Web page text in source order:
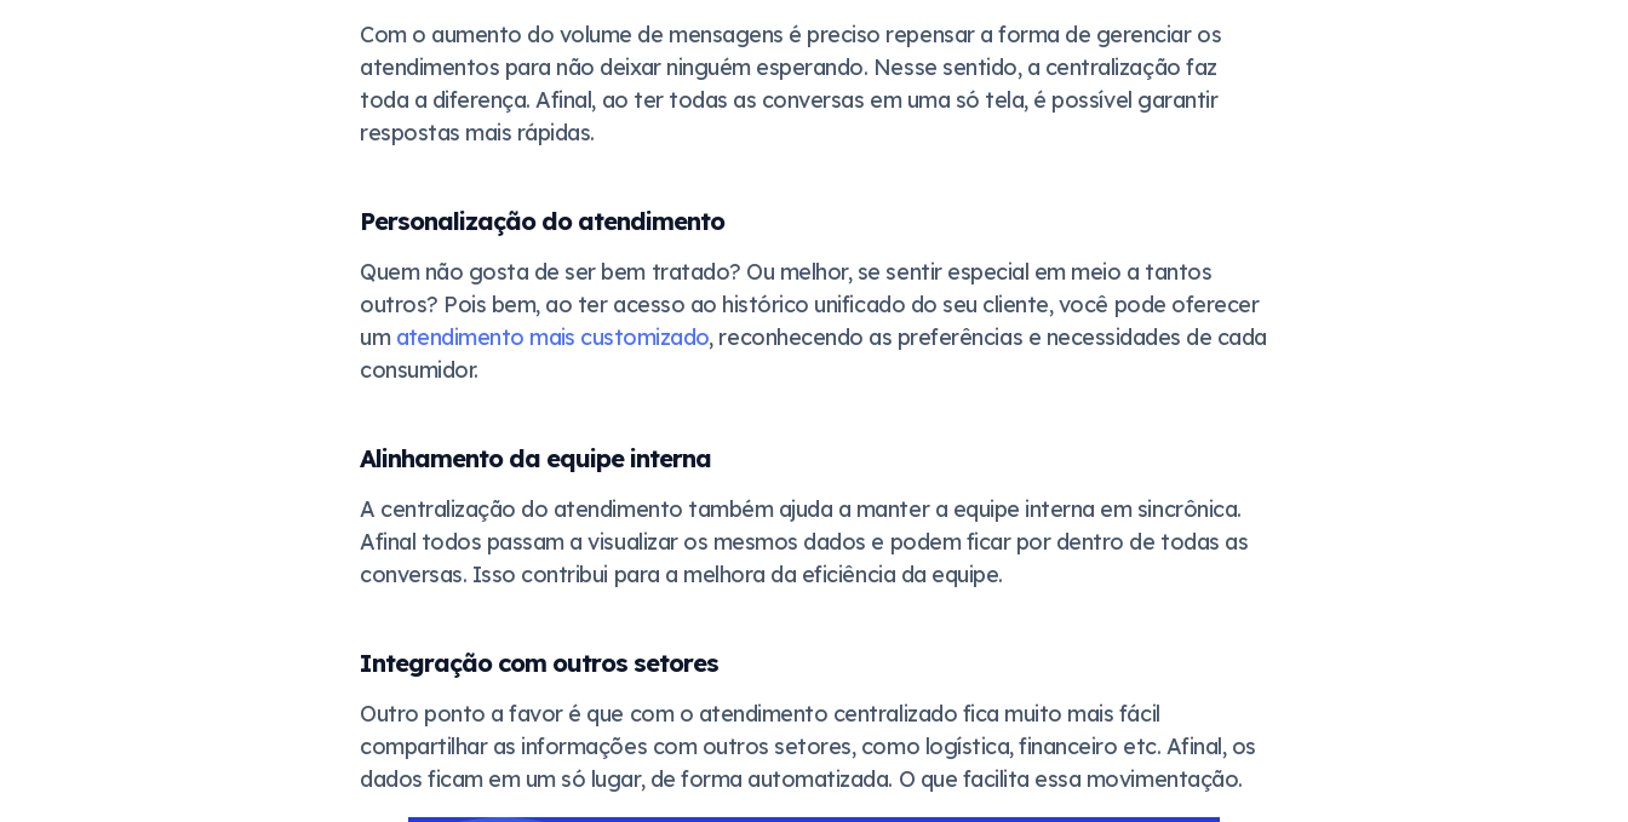
Com o aumento do volume de mensagens é preciso repensar a forma de gerenciar os
atendimentos para não deixar ninguém esperando. Nesse sentido, a centralização faz
toda a diferença. Afinal, ao ter todas as conversas em uma só tela, é possível garantir
respostas mais rápidas.
Personalização do atendimento
Quem não gosta de ser bem tratado? Ou melhor, se sentir especial em meio a tantos
outros? Pois bem, ao ter acesso ao histórico unificado do seu cliente, você pode oferecer
um atendimento mais customizado, reconhecendo as preferências e necessidades de cada
consumidor.
Alinhamento da equipe interna
A centralização do atendimento também ajuda a manter a equipe interna em sincrônica.
Afinal todos passam a visualizar os mesmos dados e podem ficar por dentro de todas as
conversas. Isso contribui para a melhora da eficiência da equipe.
Integração com outros setores
Outro ponto a favor é que com o atendimento centralizado fica muito mais fácil
compartilhar as informações com outros setores, como logística, financeiro etc. Afinal, os
dados ficam em um só lugar, de forma automatizada. O que facilita essa movimentação.